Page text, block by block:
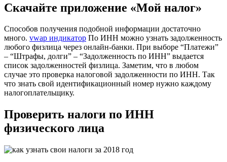
Скачайте приложение «Мой налог»
Способов получения подобной информации достаточно
много. vwap индикатор По ИНН можно узнать задолженность
любого физлица через онлайн-банки. При выборе “Платежи”
– “Штрафы, долги” – “Задолженность по ИНН” выдается
список задолженностей физлица. Заметим, что в любом
случае это проверка налоговой задолженности по ИНН. Так
что знать свой идентификационный номер нужно каждому
налогоплательщику.
Проверить налоги по ИНН
физического лица